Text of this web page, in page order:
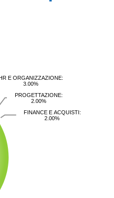
E ORGANIZZAZIONE:
3.00%
PROGETTAZIONE:
2.00%
FINANCE E ACQUISTI:
2.00%